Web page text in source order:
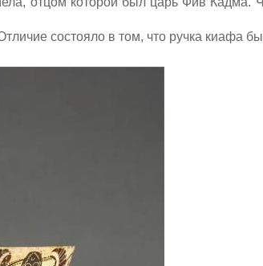
состояло в том, что ручка киафа